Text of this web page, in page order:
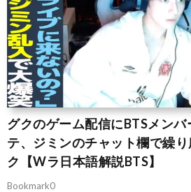
グクのゲーム配信にBTSメン
テ、ジミンのチャット欄で繰
ク【Wラ日本語解説BTS】
Bookmark0